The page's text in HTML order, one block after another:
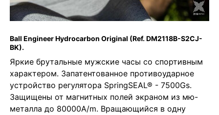
Ball Engineer Hydrocarbon Original (Ref. DM2118B-S2CJ-
BK).
Яркие брутальные мужские часы со спортивным
характером. Запатентованное противоударное
устройство регулятора SpringSEAL® - 7500Gs.
Защищены от магнитных полей экраном из мю-
металла до 80000A/m. Вращающийся в одну